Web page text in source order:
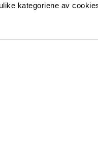
kategoriene av
sjukepleiar ved
Sebastien
helse og sosial,
til rette for at